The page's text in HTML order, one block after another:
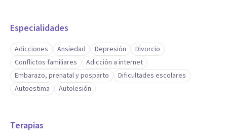
Especialidades
Adicciones Ansiedad Depresión
Divorcio
Conflictos familiares
Adicción a internet
Embarazo, prenatal y posparto
Dificultades escolares
Autoestima
Autolesión
Terapias